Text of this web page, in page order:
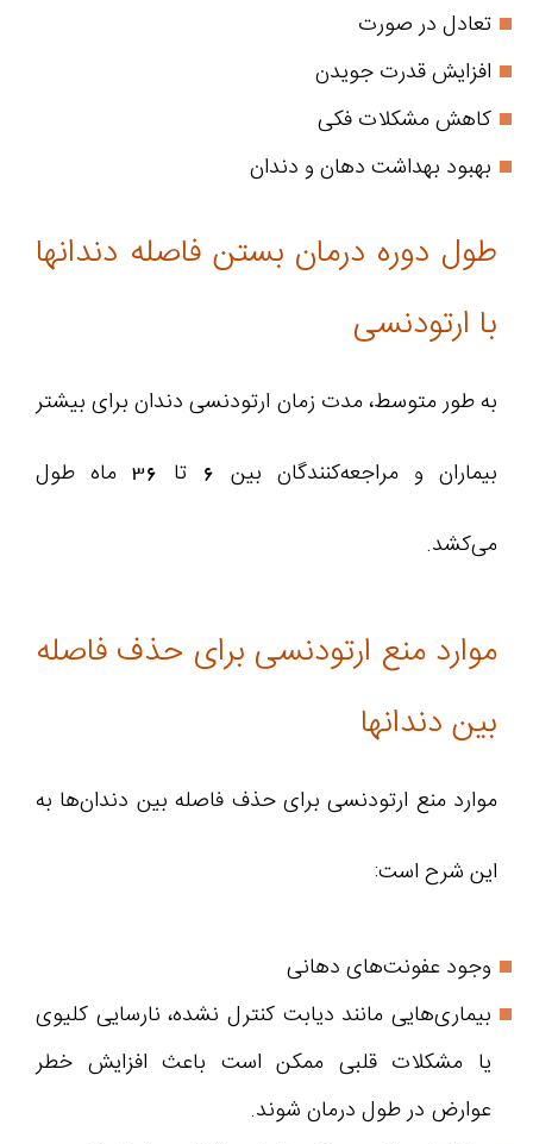
تعادل در صورت
افزایش قدرت جویدن
کاهش مشکلات فکی
بهبود بهداشت دهان و دندان
طول دوره درمان بستن فاصله دندانها
با ارتودنسی
به طور متوسط، مدت زمان ارتودنسی دندان برای بیشتر
بیماران و مراجعه‌کنندگان بین 6 تا 36 ماه طول
می‌کشد.
موارد منع ارتودنسی برای حذف فاصله
بین دندانها
موارد منع ارتودنسی برای حذف فاصله بین دندان‌ها به
این شرح است:
وجود عفونت‌های دهانی
بیماری‌هایی مانند دیابت کنترل نشده، نارسایی کلیوی
یا مشکلات قلبی ممکن است باعث افزایش خطر
عوارض در طول درمان شوند.